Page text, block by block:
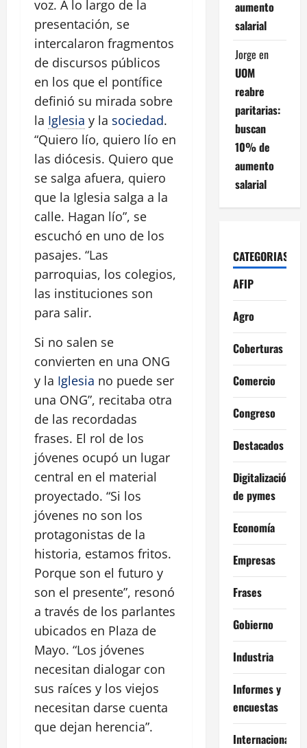
voz. A lo largo de la
presentación, se
intercalaron fragmentos
de discursos públicos
en los que el pontífice
definió su mirada sobre
la Iglesia y la sociedad.
“Quiero lío, quiero lío en
las diócesis. Quiero que
se salga afuera, quiero
que la Iglesia salga a la
calle. Hagan lío”, se
escuchó en uno de los
pasajes. “Las
parroquias, los colegios,
las instituciones son
para salir.
Si no salen se
convierten en una ONG
y la Iglesia no puede ser
una ONG”, recitaba otra
de las recordadas
frases. El rol de los
jóvenes ocupó un lugar
central en el material
proyectado. “Si los
jóvenes no son los
protagonistas de la
historia, estamos fritos.
Porque son el futuro y
son el presente”, resonó
a través de los parlantes
ubicados en Plaza de
Mayo. “Los jóvenes
necesitan dialogar con
sus raíces y los viejos
necesitan darse cuenta
que dejan herencia”.
aumento
salarial
Jorge en
UOM
reabre
paritarias:
buscan
10% de
aumento
salarial
CATEGORIAS
AFIP
Agro
Coberturas
Comercio
Congreso
Destacados
Digitalización
de pymes
Economía
Empresas
Frases
Gobierno
Industria
Informes y
encuestas
Internacional